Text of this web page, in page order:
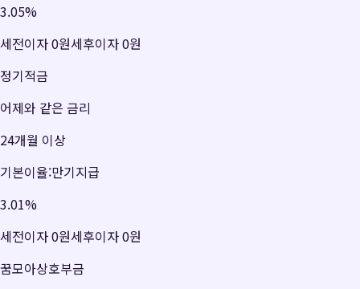
3.05%
세전이자0원세후이자0원
정기적금
어제와 같은 금리
24개월 이상
기본이율:만기지급
3.01%
세전이자0원세후이자0원
꿈모아상호부금